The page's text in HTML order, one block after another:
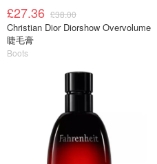
£27.36 £38.00
Christian Dior Diorshow Overvolume
睫毛膏
Boots